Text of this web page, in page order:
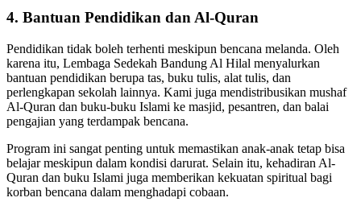
4. Bantuan Pendidikan dan Al-Quran
Pendidikan tidak boleh terhenti meskipun bencana melanda. Oleh
karena itu, Lembaga Sedekah Bandung Al Hilal menyalurkan
bantuan pendidikan berupa tas, buku tulis, alat tulis, dan
perlengkapan sekolah lainnya. Kami juga mendistribusikan mushaf
Al-Quran dan buku-buku Islami ke masjid, pesantren, dan balai
pengajian yang terdampak bencana.
Program ini sangat penting untuk memastikan anak-anak tetap bisa
belajar meskipun dalam kondisi darurat. Selain itu, kehadiran Al-
Quran dan buku Islami juga memberikan kekuatan spiritual bagi
korban bencana dalam menghadapi cobaan.